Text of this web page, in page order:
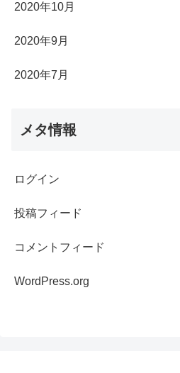
2020年10月
2020年9月
2020年7月
メタ情報
ログイン
投稿フィード
コメントフィード
WordPress.org